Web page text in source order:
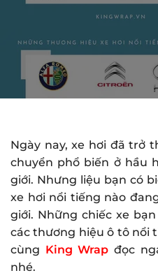
Ngày nay, xe hơi đã trở
chuyển phổ biến ở hầu
giới. Nhưng liệu bạn có
xe hơi nổi tiếng nào
giới. Những chiếc xe
các thương hiệu ô tô nổi
cùng King Wrap đọc
nhé.